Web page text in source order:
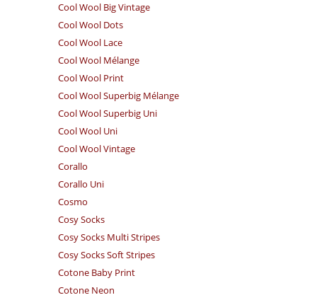
Cool Wool Big Vintage
Cool Wool Dots
Cool Wool Lace
Cool Wool Mélange
Cool Wool Print
Cool Wool Superbig Mélange
Cool Wool Superbig Uni
Cool Wool Uni
Cool Wool Vintage
Corallo
Corallo Uni
Cosmo
Cosy Socks
Cosy Socks Multi Stripes
Cosy Socks Soft Stripes
Cotone Baby Print
Cotone Neon